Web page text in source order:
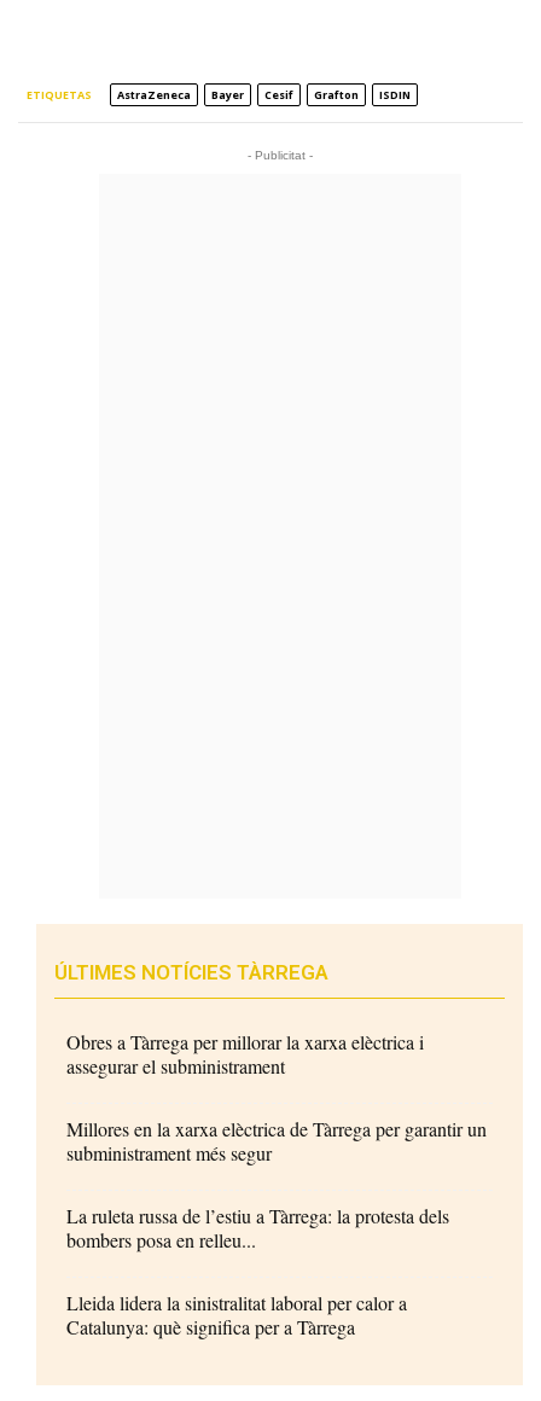
ETIQUETAS AstraZeneca Bayer Cesif Grafton ISDIN
- Publicitat -
ÚLTIMES NOTÍCIES TÀRREGA
Obres a Tàrrega per millorar la xarxa elèctrica i
assegurar el subministrament
Millores en la xarxa elèctrica de Tàrrega per garantir un
subministrament més segur
La ruleta russa de l’estiu a Tàrrega: la protesta dels
bombers posa en relleu...
Lleida lidera la sinistralitat laboral per calor a
Catalunya: què significa per a Tàrrega